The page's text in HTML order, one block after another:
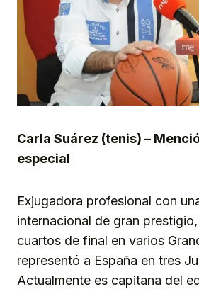
Carla Suárez (tenis) –
especial
Exjugadora profesional con
internacional de gran
cuartos de final en varios
representó a España en tres
Actualmente es capitana del